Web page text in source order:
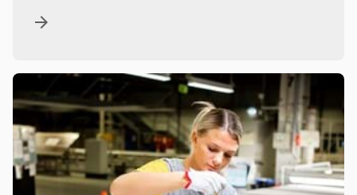
arrow_forward